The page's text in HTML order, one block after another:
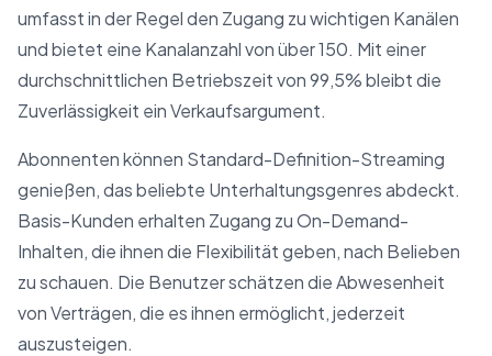
umfasst in der Regel den Zugang zu wichtigen Kanälen
und bietet eine Kanalanzahl von über 150. Mit einer
durchschnittlichen Betriebszeit von 99,5% bleibt die
Zuverlässigkeit ein Verkaufsargument.
Abonnenten können Standard-Definition-Streaming
genießen, das beliebte Unterhaltungsgenres abdeckt.
Basis-Kunden erhalten Zugang zu On-Demand-
Inhalten, die ihnen die Flexibilität geben, nach Belieben
zu schauen. Die Benutzer schätzen die Abwesenheit
von Verträgen, die es ihnen ermöglicht, jederzeit
auszusteigen.